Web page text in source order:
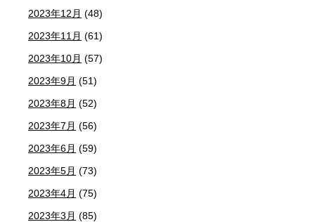
2023年12月 (48)
2023年11月 (61)
2023年10月 (57)
2023年9月 (51)
2023年8月 (52)
2023年7月 (56)
2023年6月 (59)
2023年5月 (73)
2023年4月 (75)
2023年3月 (85)